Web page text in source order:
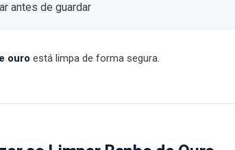
antes de guardar
ouro está limpa de forma segura.